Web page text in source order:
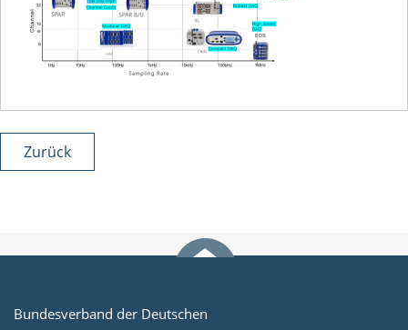
Zurück
Bundesverband der Deutschen